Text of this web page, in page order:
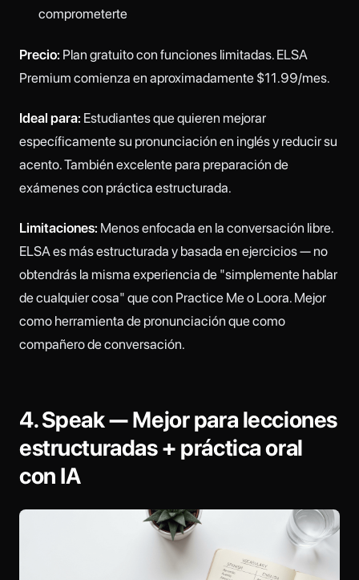
comprometerte
Precio: Plan gratuito con funciones limitadas. ELSA
Premium comienza en aproximadamente $11.99/mes.
Ideal para: Estudiantes que quieren mejorar
específicamente su pronunciación en inglés y reducir su
acento. También excelente para preparación de
exámenes con práctica estructurada.
Limitaciones: Menos enfocada en la conversación libre.
ELSA es más estructurada y basada en ejercicios — no
obtendrás la misma experiencia de "simplemente hablar
de cualquier cosa" que con Practice Me o Loora. Mejor
como herramienta de pronunciación que como
compañero de conversación.
4. Speak — Mejor para lecciones
estructuradas + práctica oral
con IA